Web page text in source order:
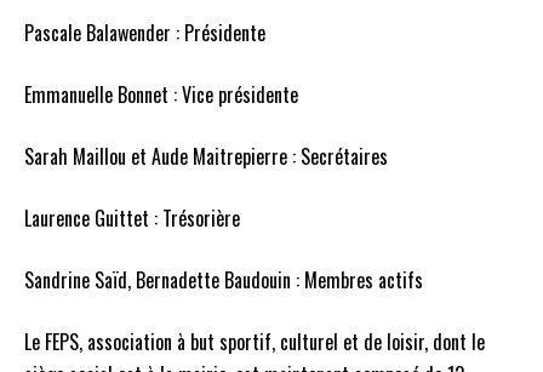
Pascale Balawender : Présidente
Emmanuelle Bonnet : Vice présidente
Sarah Maillou et Aude Maitrepierre : Secrétaires
Laurence Guittet : Trésorière
Sandrine Saïd, Bernadette Baudouin : Membres actifs
Le FEPS, association à but sportif, culturel et de loisir, dont le